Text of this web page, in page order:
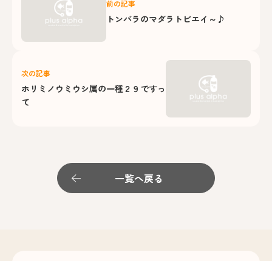
前の記事
トンバラのマダラトビエイ～♪
次の記事
ホリミノウミウシ属の一種２９ですっ
て
一覧へ戻る